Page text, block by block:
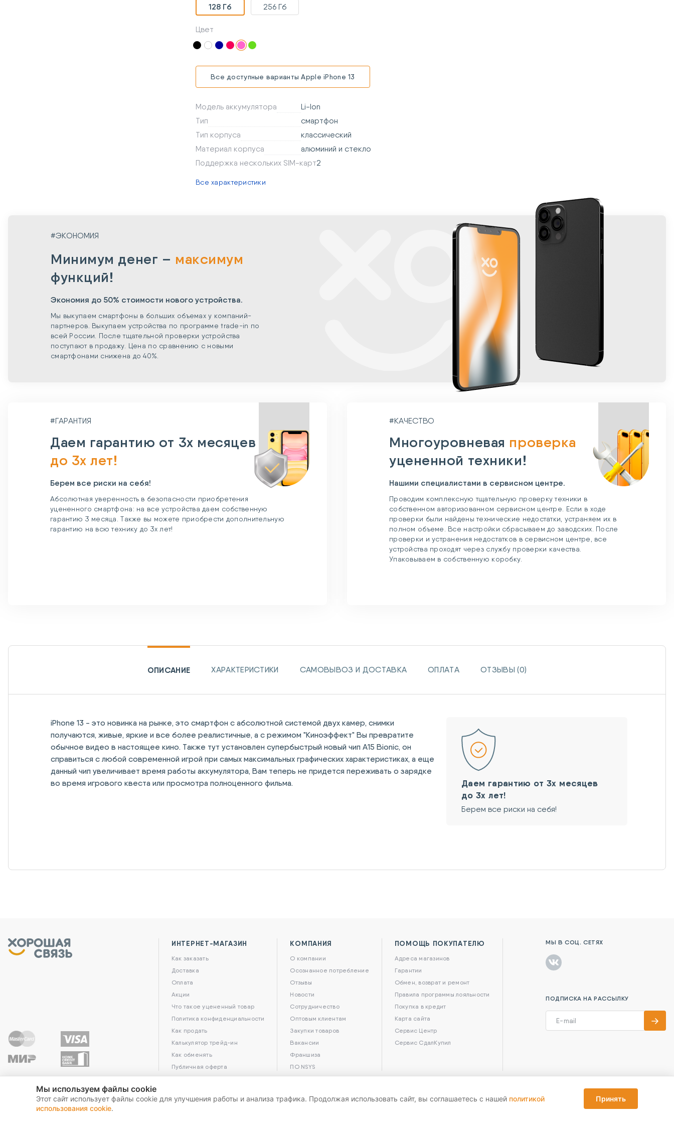
128 Гб
256 Гб
Цвет
Все доступные варианты Apple iPhone 13
Модель аккумулятора
Li-Ion
Тип
смартфон
Тип корпуса
классический
Материал корпуса
алюминий и стекло
Поддержка нескольких SIM-карт2
Все характеристики
#ЭКОНОМИЯ
Минимум денег – максимум
функций!
Экономия до 50% стоимости нового устройства.
Мы выкупаем смартфоны в больших объемах у компаний-
партнеров. Выкупаем устройства по программе trade-in по
всей России. После тщательной проверки устройства
поступают в продажу. Цена по сравнению с новыми
смартфонами снижена до 40%.
#ГАРАНТИЯ
Даем гарантию от 3х месяцев
до 3х лет!
Берем все риски на себя!
Абсолютная уверенность в безопасности приобретения
уцененного смартфона: на все устройства даем собственную
гарантию 3 месяца. Также вы можете приобрести дополнительную
гарантию на всю технику до 3х лет!
#КАЧЕСТВО
Многоуровневая проверка
уцененной техники!
Нашими специалистами в сервисном центре.
Проводим комплексную тщательную проверку техники в
собственном авторизованном сервисном центре. Если в ходе
проверки были найдены технические недостатки, устраняем их в
полном объеме. Все настройки сбрасываем до заводских. После
проверки и устранения недостатков в сервисном центре, все
устройства проходят через службу проверки качества.
Упаковываем в собственную коробку.
ОПИСАНИЕ ХАРАКТЕРИСТИКИ САМОВЫВОЗ И ДОСТАВКА ОПЛАТА ОТЗЫВЫ (0)
iPhone 13 - это новинка на рынке, это смартфон с абсолютной системой двух камер, снимки
получаются, живые, яркие и все более реалистичные, а с режимом "Киноэффект" Вы превратите
обычное видео в настоящее кино. Также тут установлен супербыстрый новый чип A15 Bionic, он
справиться с любой современной игрой при самых максимальных графических характеристиках, а еще
данный чип увеличивает время работы аккумулятора, Вам теперь не придется переживать о зарядке
во время игрового квеста или просмотра полноценного фильма.
Даем гарантию от 3х месяцев
до 3х лет!
Берем все риски на себя!
ИНТЕРНЕТ-МАГАЗИН
Как заказать
Доставка
Оплата
Акции
Что такое уцененный товар
Политика конфиденциальности
Как продать
Калькулятор трейд-ин
Как обменять
Публичная оферта
КОМПАНИЯ
О компании
Осознанное потребление
Отзывы
Новости
Сотрудничество
Оптовым клиентам
Закупки товаров
Вакансии
Франшиза
ПО NSYS
ПОМОЩЬ ПОКУПАТЕЛЮ
Адреса магазинов
Гарантии
Обмен, возврат и ремонт
Правила программы лояльности
Покупка в кредит
Карта сайта
Сервис Центр
Сервис СдалКупил
МЫ В СОЦ. СЕТЯХ
ПОДПИСКА НА РАССЫЛКУ
2026 Хорошая связь. All Rights Reserved. Reka Digital Agency
Мы используем файлы cookie
Этот сайт использует файлы cookie для улучшения работы и анализа трафика. Продолжая использовать сайт, вы соглашаетесь с нашей политикой
использования cookie.
Принять